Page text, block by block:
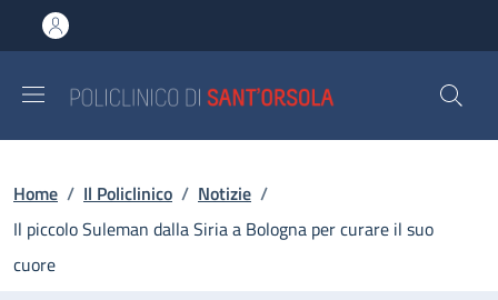
al contenuto principale
to footer content
Briciole di pane
Home / Il Policlinico / Notizie /
Il piccolo Suleman dalla Siria a Bologna per curare il suo
cuore